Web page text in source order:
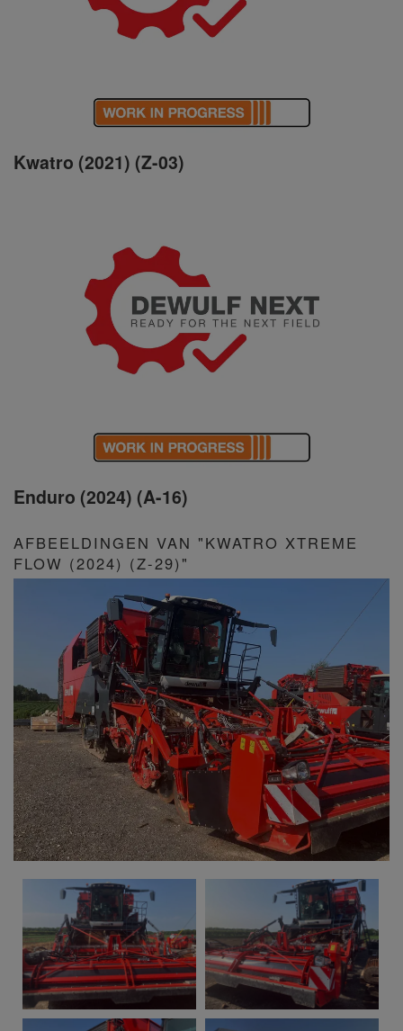
Kwatro (2021) (Z-03)
Enduro (2024) (A-16)
AFBEELDINGEN VAN "KWATRO XTREME
FLOW (2024) (Z-29)"